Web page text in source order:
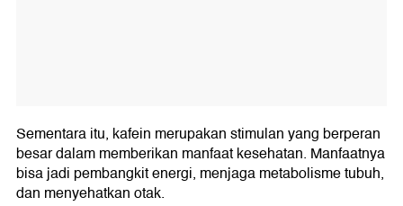
Sementara itu, kafein merupakan stimulan yang berperan
besar dalam memberikan manfaat kesehatan. Manfaatnya
bisa jadi pembangkit energi, menjaga metabolisme tubuh,
dan menyehatkan otak.